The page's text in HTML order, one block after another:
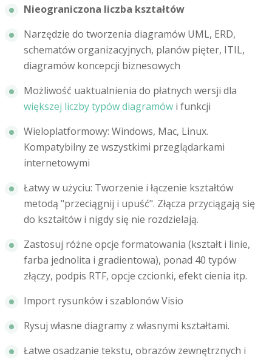
Nieograniczona liczba kształtów
Narzędzie do tworzenia diagramów UML, ERD,
schematów organizacyjnych, planów pięter, ITIL,
diagramów koncepcji biznesowych
Możliwość uaktualnienia do płatnych wersji dla
większej liczby typów diagramów i funkcji
Wieloplatformowy: Windows, Mac, Linux.
Kompatybilny ze wszystkimi przeglądarkami
internetowymi
Łatwy w użyciu: Tworzenie i łączenie kształtów
metodą "przeciągnij i upuść". Złącza przyciągają się
do kształtów i nigdy się nie rozdzielają.
Zastosuj różne opcje formatowania (kształt i linie,
farba jednolita i gradientowa), ponad 40 typów
złączy, podpis RTF, opcje czcionki, efekt cienia itp.
Import rysunków i szablonów Visio
Rysuj własne diagramy z własnymi kształtami.
Łatwe osadzanie tekstu, obrazów zewnętrznych i